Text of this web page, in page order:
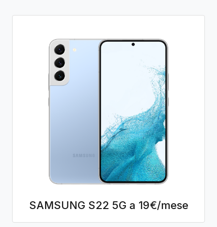
SAMSUNG S22 5G a 19€/mese